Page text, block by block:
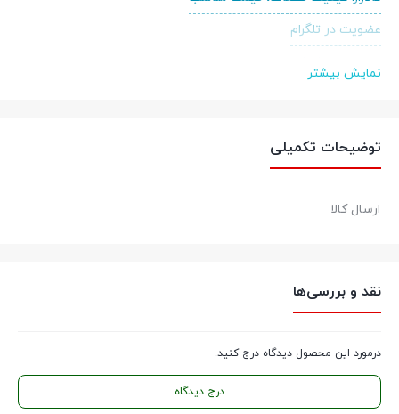
عضویت در تلگرام
نمایش بیشتر
توضیحات تکمیلی
ارسال کالا
نقد و بررسی‌ها
درمورد این محصول دیدگاه درج کنید.
درج دیدگاه